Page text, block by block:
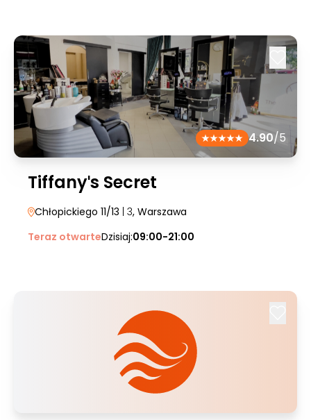
4.90/5
Tiffanyˈs Secret
Chłopickiego 11/13 | 3, Warszawa
Teraz otwarteDzisiaj:09:00-21:00